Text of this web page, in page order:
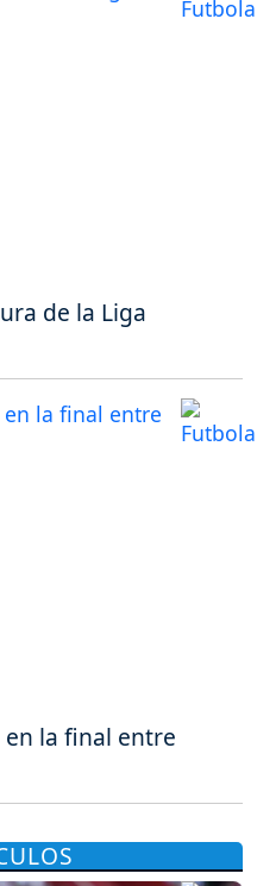
de la Liga
en la final entre